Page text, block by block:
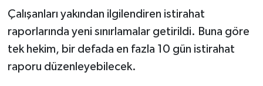
Çalışanları yakından ilgilendiren istirahat
raporlarında yeni sınırlamalar getirildi. Buna göre
tek hekim, bir defada en fazla 10 gün istirahat
raporu düzenleyebilecek.